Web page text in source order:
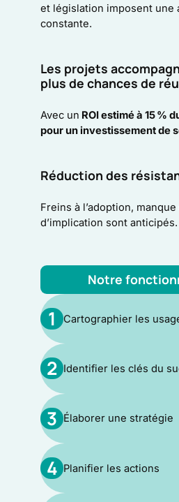
et législation imposent une
constante.
Les projets
plus de chances de
Avec un ROI estimé à 15 %
pour un investissement de
Réduction des
Freins à l’adoption,
d’implication sont anticipés.
Notre
1 Cartographier les
2 Identifier les clés du
3 Élaborer une stratégie
4 Planifier les actions